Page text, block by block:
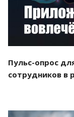
Пульс-опрос
сотрудников в